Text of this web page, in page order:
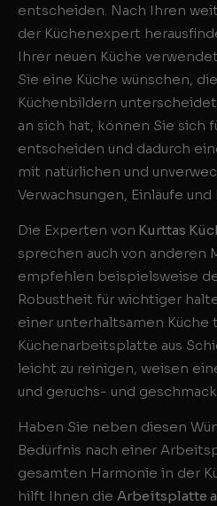
entscheiden. Nach Ihren
der Küchenexpert
Ihrer neuen Küche
Sie eine Küche wünschen,
Küchenbildern
an sich hat, können Sie sich
entscheiden und dadurch
mit natürlichen und
Verwachsungen, Einläufe und
Die Experten von Kurttas
sprechen auch von anderen
empfehlen beispielsweise
Robustheit für wichtiger
einer unterhaltsamen Küche
Küchenarbeitsplatte aus
leicht zu reinigen, weisen
und geruchs- und
Haben Sie neben diesen
Bedürfnis nach einer
gesamten Harmonie in der
hilft Ihnen die Arbeitsplatte